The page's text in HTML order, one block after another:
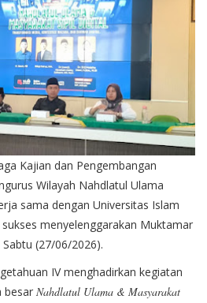
Kajian dan Pengembangan
Wilayah Nahdlatul Ulama
sama dengan Universitas Islam
menyelenggarakan Muktamar
(27/06/2026).
IV menghadirkan kegiatan
besar Nahdlatul Ulama & Masyarakat